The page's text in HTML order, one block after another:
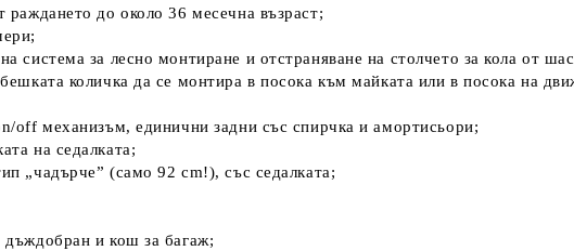
раждането до около 36 месечна възраст;
система за лесно монтиране и отстраняване на столчето за кола от
количка да се монтира в посока към майката или в посока на
off механизъм, единични задни със спирчка и амортисьори;
на седалката;
„чадърче” (само 92 cm!), със седалката;
дъждобран и кош за багаж;